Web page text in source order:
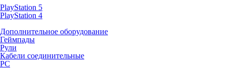
PlayStation 5
PlayStation 4
Дополнительное оборудование
Геймпады
Рули
Кабели соединительные
PC